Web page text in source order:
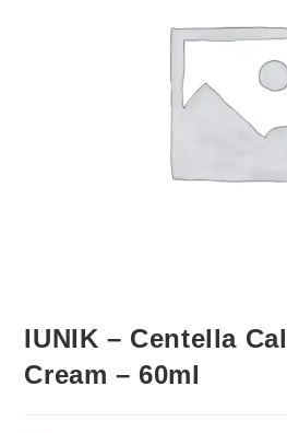
IUNIK – Centella
Cream – 60ml